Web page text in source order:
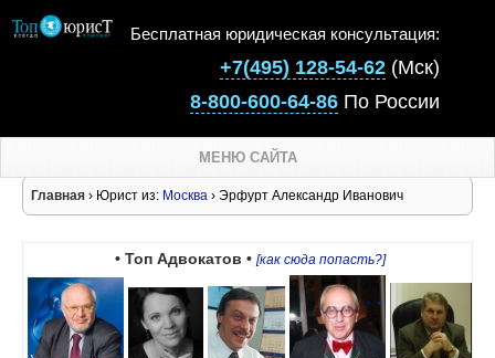
Бесплатная юридическая консультация:
+7(495) 128-54-62 (Мск)
8-800-600-64-86 По России
МЕНЮ САЙТА
Главная › Юрист из: Москва › Эрфурт Александр Иванович
• Топ Адвокатов • [как сюда попасть?]